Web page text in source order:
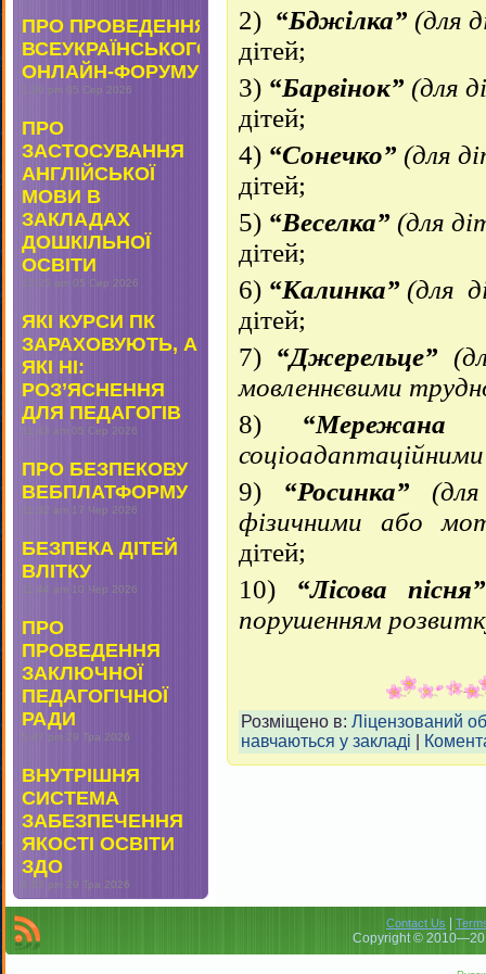
ПРО ПРОВЕДЕННЯ
ВСЕУКРАЇНСЬКОГО
ОНЛАЙН-ФОРУМУ
1:20 pm 05 Сер 2026
ПРО
ЗАСТОСУВАННЯ
АНГЛІЙСЬКОЇ
МОВИ В
ЗАКЛАДАХ
ДОШКІЛЬНОЇ
ОСВІТИ
12:25 pm 05 Сер 2026
ЯКІ КУРСИ ПК
ЗАРАХОВУЮТЬ, А
ЯКІ НІ:
РОЗ’ЯСНЕННЯ
ДЛЯ ПЕДАГОГІВ
11:43 am 05 Сер 2026
ПРО БЕЗПЕКОВУ
ВЕБПЛАТФОРМУ
11:32 am 17 Чер 2026
БЕЗПЕКА ДІТЕЙ
ВЛІТКУ
11:44 am 10 Чер 2026
ПРО
ПРОВЕДЕННЯ
ЗАКЛЮЧНОЇ
ПЕДАГОГІЧНОЇ
РАДИ
5:47 pm 29 Тра 2026
ВНУТРІШНЯ
СИСТЕМА
ЗАБЕЗПЕЧЕННЯ
ЯКОСТІ ОСВІТИ
ЗДО
4:53 pm 29 Тра 2026
2) “Бджілка” (для д
дітей;
3) “Барвінок” (для
дітей;
4) “Сонечко” (для
дітей;
5) “Веселка” (для
дітей;
6) “Калинка” (для
дітей;
7) “Джерельце”
мовленнєвими
8) “Мережана
9) “Росинка” (для
фізичними або
дітей;
10) “Лісова пісня”
порушенням
Розміщено в: Ліцензований
навчаються у закладі
Contact Us
Copyright ©